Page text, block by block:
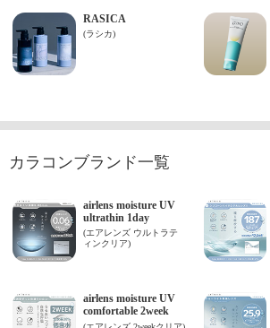
カラコンブランド一覧